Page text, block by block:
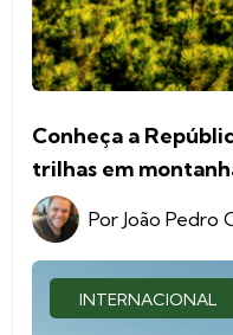
Conheça a
trilhas em
Por João Pedro
INTERNACIONAL